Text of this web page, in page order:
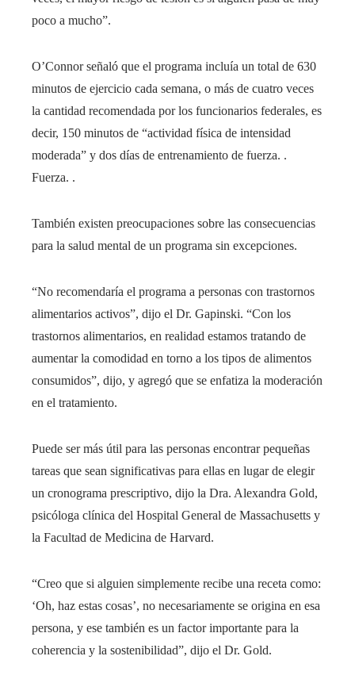
poco a mucho”.
O’Connor señaló que el programa incluía un total de 630
minutos de ejercicio cada semana, o más de cuatro veces
la cantidad recomendada por los funcionarios federales, es
decir, 150 minutos de “actividad física de intensidad
moderada” y dos días de entrenamiento de fuerza. .
Fuerza. .
También existen preocupaciones sobre las consecuencias
para la salud mental de un programa sin excepciones.
“No recomendaría el programa a personas con trastornos
alimentarios activos”, dijo el Dr. Gapinski. “Con los
trastornos alimentarios, en realidad estamos tratando de
aumentar la comodidad en torno a los tipos de alimentos
consumidos”, dijo, y agregó que se enfatiza la moderación
en el tratamiento.
Puede ser más útil para las personas encontrar pequeñas
tareas que sean significativas para ellas en lugar de elegir
un cronograma prescriptivo, dijo la Dra. Alexandra Gold,
psicóloga clínica del Hospital General de Massachusetts y
la Facultad de Medicina de Harvard.
“Creo que si alguien simplemente recibe una receta como:
‘Oh, haz estas cosas’, no necesariamente se origina en esa
persona, y ese también es un factor importante para la
coherencia y la sostenibilidad”, dijo el Dr. Gold.